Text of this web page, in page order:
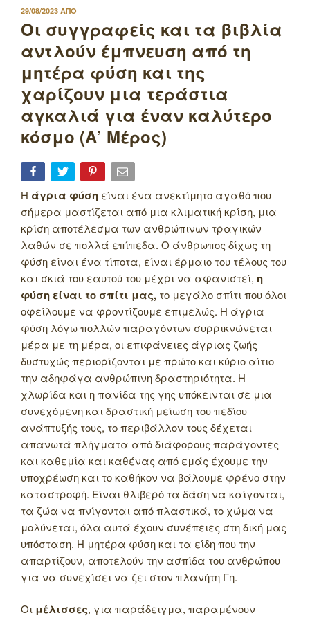
ΔΗΜΟΣΙΕΥΤΗΚΕ
ΣΤΙΣ
29/08/2023 ΑΠΟ
Οι συγγραφείς και τα βιβλία
αντλούν έμπνευση από τη
μητέρα φύση και της
χαρίζουν μια τεράστια
αγκαλιά για έναν καλύτερο
κόσμο (Α’ Μέρος)
Η άγρια φύση είναι ένα ανεκτίμητο αγαθό που
σήμερα μαστίζεται από μια κλιματική κρίση, μια
κρίση αποτέλεσμα των ανθρώπινων τραγικών
λαθών σε πολλά επίπεδα. Ο άνθρωπος δίχως τη
φύση είναι ένα τίποτα, είναι έρμαιο του τέλους του
και σκιά του εαυτού του μέχρι να αφανιστεί, η
φύση είναι το σπίτι μας, το μεγάλο σπίτι που όλοι
οφείλουμε να φροντίζουμε επιμελώς. Η άγρια
φύση λόγω πολλών παραγόντων συρρικνώνεται
μέρα με τη μέρα, οι επιφάνειες άγριας ζωής
δυστυχώς περιορίζονται με πρώτο και κύριο αίτιο
την αδηφάγα ανθρώπινη δραστηριότητα. Η
χλωρίδα και η πανίδα της γης υπόκεινται σε μια
συνεχόμενη και δραστική μείωση του πεδίου
ανάπτυξής τους, το περιβάλλον τους δέχεται
απανωτά πλήγματα από διάφορους παράγοντες
και καθεμία και καθένας από εμάς έχουμε την
υποχρέωση και το καθήκον να βάλουμε φρένο στην
καταστροφή. Είναι θλιβερό τα δάση να καίγονται,
τα ζώα να πνίγονται από πλαστικά, το χώμα να
μολύνεται, όλα αυτά έχουν συνέπειες στη δική μας
υπόσταση. Η μητέρα φύση και τα είδη που την
απαρτίζουν, αποτελούν την ασπίδα του ανθρώπου
για να συνεχίσει να ζει στον πλανήτη Γη.
Οι μέλισσες, για παράδειγμα, παραμένουν